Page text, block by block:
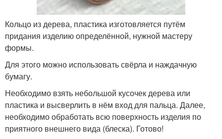
Кольцо из дерева, пластика изготовляется путём
придания изделию определённой, нужной мастеру
формы.
Для этого можно использовать свёрла и наждачную
бумагу.
Необходимо взять небольшой кусочек дерева или
пластика и высверлить в нём вход для пальца. Далее,
необходимо обработать всю поверхность изделия по
приятного внешнего вида (блеска). Готово!